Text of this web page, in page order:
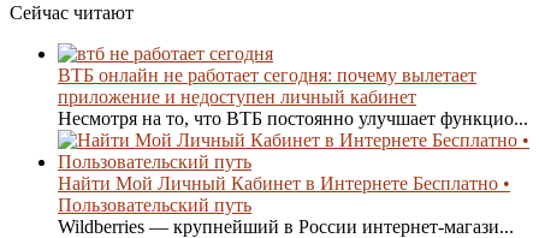
Сейчас читают
ВТБ онлайн не работает сегодня: почему вылетает
приложение и недоступен личный кабинет
Несмотря на то, что ВТБ постоянно улучшает функцио...
Найти Мой Личный Кабинет в Интернете Бесплатно •
Пользовательский путь
Wildberries — крупнейший в России интернет-магази...